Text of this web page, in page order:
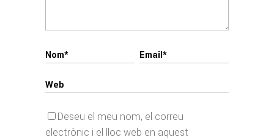
Deseu el meu nom, el correu
electrònic i el lloc web en aquest